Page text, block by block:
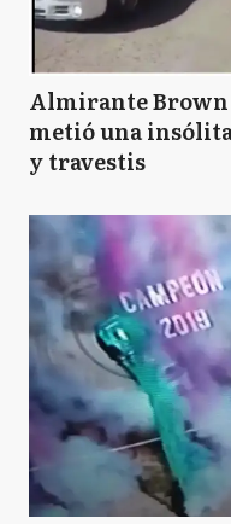
Almirante Brown
metió una
y travestis